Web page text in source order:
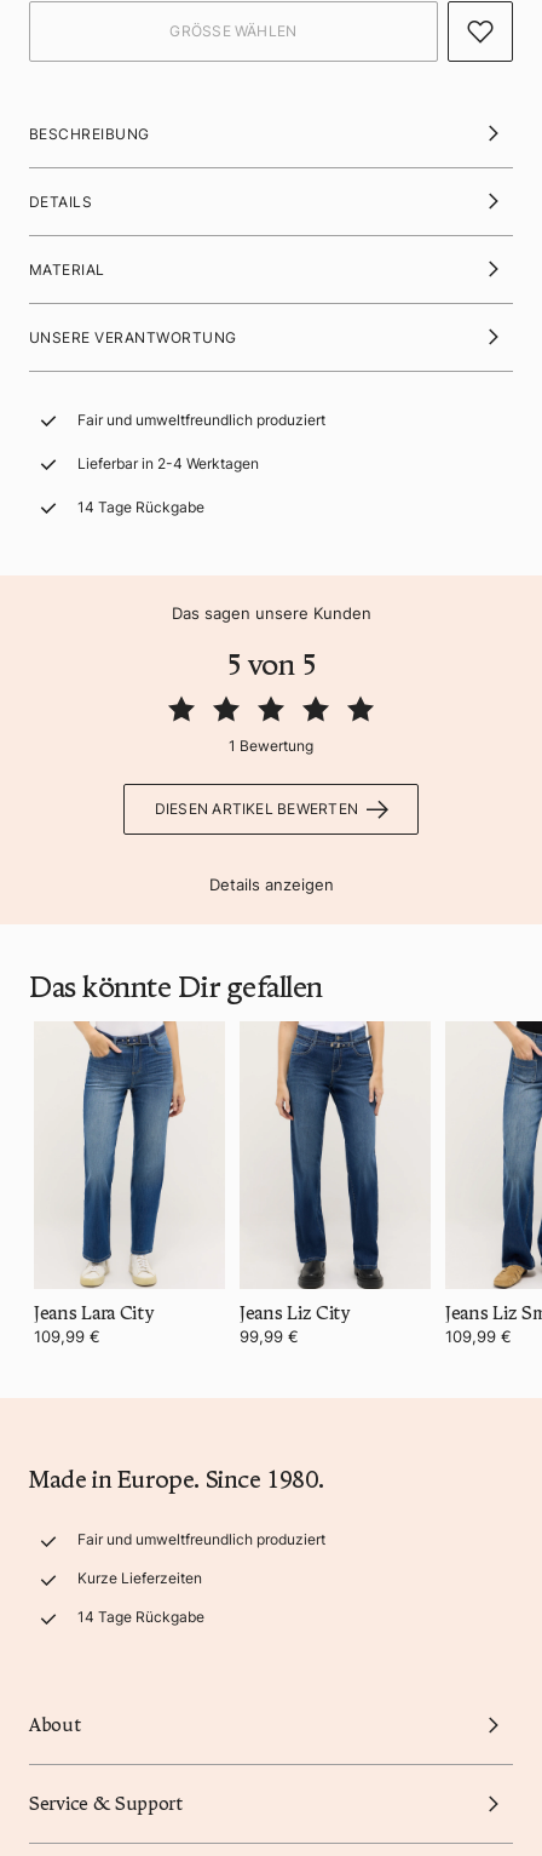
BESCHREIBUNG
DETAILS
MATERIAL
UNSERE VERANTWORTUNG
Fair und umweltfreundlich produziert
Lieferbar in 2-4 Werktagen
14 Tage Rückgabe
Das sagen unsere Kunden
5 von 5
1 Bewertung
DIESEN ARTIKEL BEWERTEN
Details anzeigen
Das könnte Dir gefallen
Jeans Lara City
109,99 €
Jeans Liz City
99,99 €
Jeans Liz
109,99 €
Made in Europe. Since 1980.
Fair und umweltfreundlich produziert
Kurze Lieferzeiten
14 Tage Rückgabe
About
Service & Support